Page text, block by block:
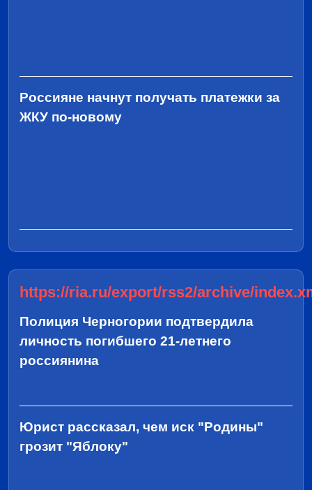
Россияне начнут получать платежки за
ЖКУ по-новому
https://ria.ru/export/rss2/archive/
Полиция Черногории подтвердила
личность погибшего 21-летнего
россиянина
Юрист рассказал, чем иск "Родины"
грозит "Яблоку"